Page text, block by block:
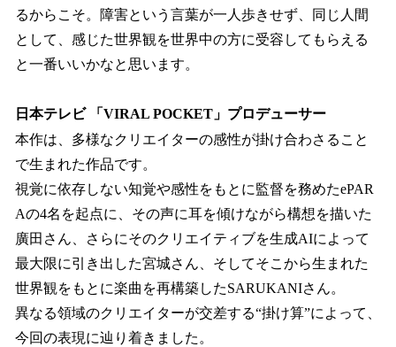
るからこそ。障害という言葉が一人歩きせず、同じ人間
として、感じた世界観を世界中の方に受容してもらえる
と一番いいかなと思います。
日本テレビ 「VIRAL POCKET」プロデューサー
本作は、多様なクリエイターの感性が掛け合わさること
で生まれた作品です。
視覚に依存しない知覚や感性をもとに監督を務めたePAR
Aの4名を起点に、その声に耳を傾けながら構想を描いた
廣田さん、さらにそのクリエイティブを生成AIによって
最大限に引き出した宮城さん、そしてそこから生まれた
世界観をもとに楽曲を再構築したSARUKANIさん。
異なる領域のクリエイターが交差する“掛け算”によって、
今回の表現に辿り着きました。